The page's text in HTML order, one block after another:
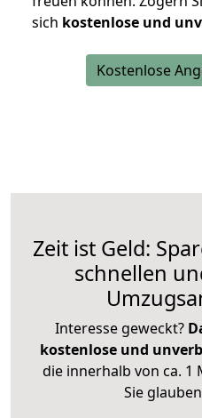
sich kostenlose und
Kostenlose
Zeit ist Geld:
schnellen
Interesse geweckt?
kostenlose und
die innerhalb von ca. 1
Sie